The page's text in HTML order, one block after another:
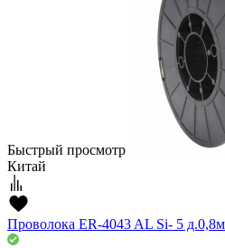
Быстрый просмотр
Китай
Проволока ER-4043 AL Si- 5